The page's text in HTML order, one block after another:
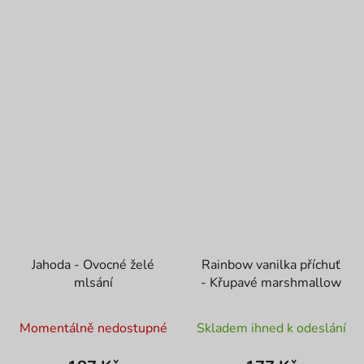
Jahoda - Ovocné želé
mlsání
Momentálně nedostupné
Rainbow vanilka příchuť
- Křupavé marshmallow
Skladem ihned k odeslání